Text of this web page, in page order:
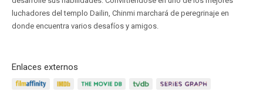
luchadores del templo Dailin, Chinmi marchará de peregrinaje en
donde encuentra varios desafíos y amigos.
Enlaces externos